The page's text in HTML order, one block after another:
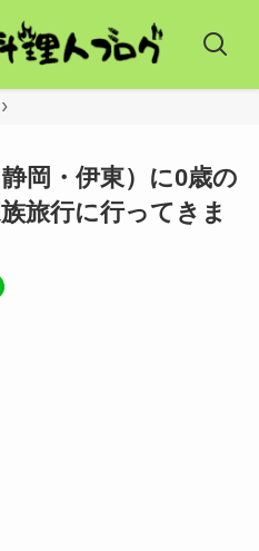
岡・伊東）に0歳の
旅行に行ってきま